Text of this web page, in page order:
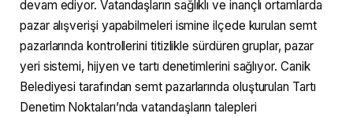
devam ediyor. Vatandaşların sağlıklı ve inançlı ortamlarda
pazar alışverişi yapabilmeleri ismine ilçede kurulan semt
pazarlarında kontrollerini titizlikle sürdüren gruplar, pazar
yeri sistemi, hijyen ve tartı denetimlerini sağlıyor. Canik
Belediyesi tarafından semt pazarlarında oluşturulan Tartı
Denetim Noktaları’nda vatandaşların talepleri